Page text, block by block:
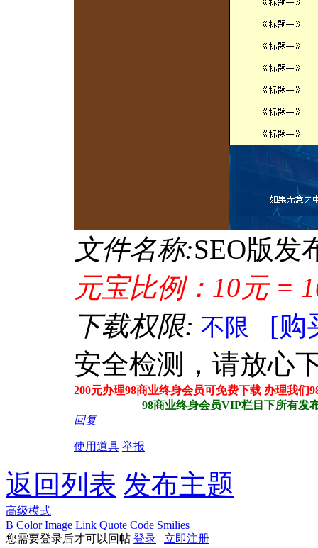
文件名称:SEO版发
元宝比例：10元 =
下载权限: 不限
[购
安全检测，请放心
200元办理98商业终身会员可免费下载 办理我们
98商业终身会员VIP栏目下所有发布站
回复
使用道具 举报
返回列表 发布主题
高级模式
B Color Image Link Quote Code Smilies
您需要登录后才可以回帖 登录 | 立即注册